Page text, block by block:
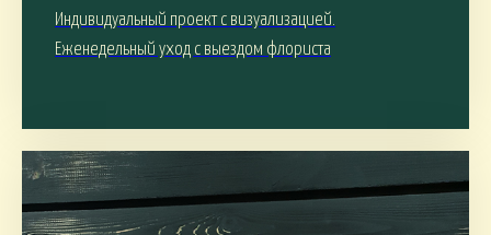
Индивидуальный проект с визуализацией.
Еженедельный уход с выездом флориста